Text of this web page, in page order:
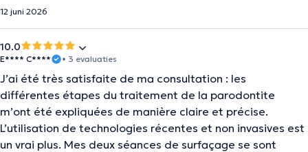
12 juni 2026
10.0
E**** C**** • 3 evaluaties
J’ai été très satisfaite de ma consultation : les
différentes étapes du traitement de la parodontite
m’ont été expliquées de manière claire et précise.
L’utilisation de technologies récentes et non invasives est
un vrai plus. Mes deux séances de surfaçage se sont